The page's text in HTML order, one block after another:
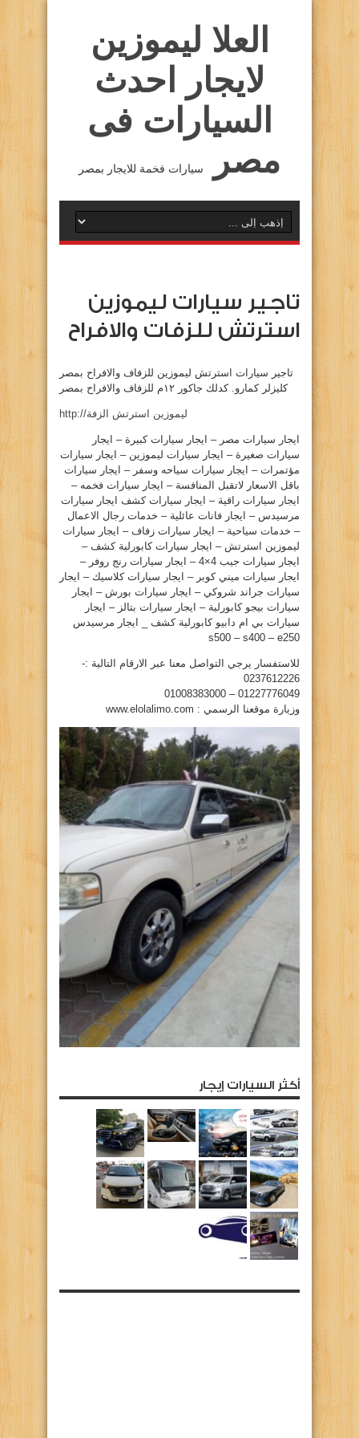
العلا ليموزين
لايجار احدث
السيارات فى
مصر
سيارات فخمة للايجار بمصر
تاجير سيارات ليموزين
استرتش للزفات والافراح
تاجير سيارات استرتش ليموزين للزفاف والافراح بمصر
كليزلر كمارو. كدلك جاكور ١٢م للزفاف والافراح بمصر
http://ليموزين استرتش الزفة
ايجار سيارات مصر – ايجار سيارات كبيرة – ايجار
سيارات صغيرة – ايجار سيارات ليموزين – ايجار سيارات
مؤتمرات – ايجار سيارات سياحه وسفر – ايجار سيارات
باقل الاسعار لاتقبل المنافسة – ايجار سيارات فخمه –
ايجار سيارات راقية – ايجار سيارات كشف ايجار سيارات
مرسيدس – ايجار فانات عائلية – خدمات رجال الاعمال
– خدمات سياحية – ايجار سيارات زفاف – ايجار سيارات
ليموزين استرتش – ايجار سيارات كابورلية كشف –
ايجار سيارات جيب 4×4 – ايجار سيارات رنج روفر –
ايجار سيارات ميني كوبر – ايجار سيارات كلاسيك – ايجار
سيارات جراند شروكي – ايجار سيارات بورش – ايجار
سيارات بيجو كابورلية – ايجار سيارات بتالز – ايجار
سيارات بي ام دابيو كابورلية كشف _ ايجار مرسيدس
s500 – s400 – e250
للاستفسار يرجي التواصل معنا عبر الارقام التالية :-
0237612226
01227776049 – 01008383000
وزيارة موقعنا الرسمي : www.elolalimo.com
أكثر السيارات إيجار